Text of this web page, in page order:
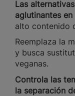
Las
aglutinantes
alto contenido
Reemplaza la
y busca
veganas.
Controla las
la separación